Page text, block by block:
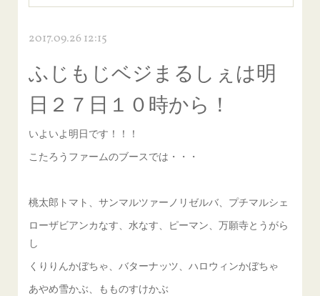
2017.09.26 12:15
ふじもじベジまるしぇは明
日２７日１０時から！
いよいよ明日です！！！
こたろうファームのブースでは・・・
桃太郎トマト、サンマルツァーノリゼルバ、プチマルシェ
ローザビアンカなす、水なす、ピーマン、万願寺とうがら
し
くりりんかぼちゃ、バターナッツ、ハロウィンかぼちゃ
あやめ雪かぶ、もものすけかぶ